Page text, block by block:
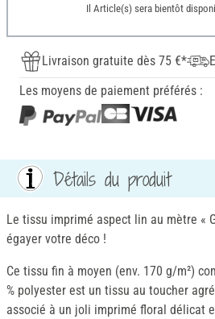
Il Article(s) sera bientôt
Livraison gratuite dès 75 €*
Les moyens de paiement préférés :
Détails du produit
Le tissu imprimé aspect lin au mètre «
égayer votre déco !
Ce tissu fin à moyen (env. 170 g/m²)
% polyester est un tissu au toucher
associé à un joli imprimé floral délicat